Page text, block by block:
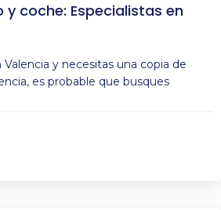
y coche: Especialistas en
y necesitas una copia de
es probable que busques